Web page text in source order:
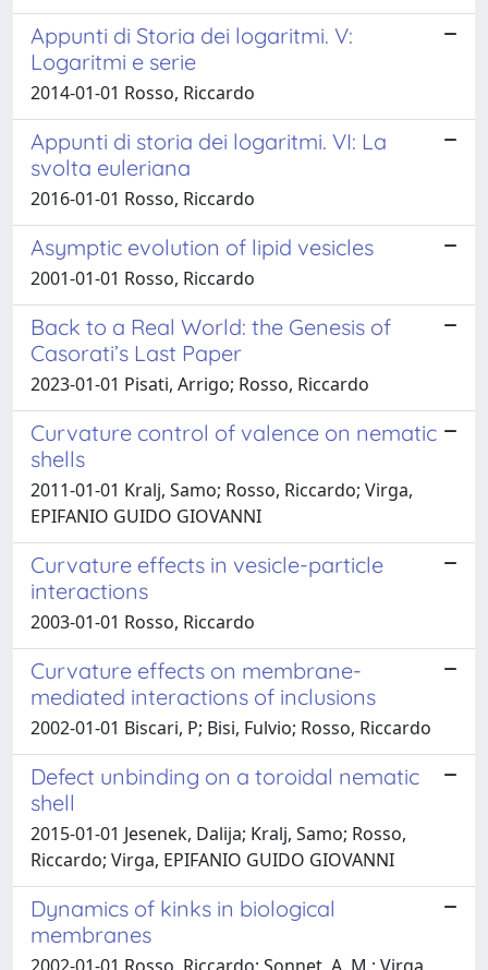
Appunti di Storia dei logaritmi. V:
Logaritmi e serie
2014-01-01 Rosso, Riccardo
Appunti di storia dei logaritmi. VI: La
svolta euleriana
2016-01-01 Rosso, Riccardo
Asymptic evolution of lipid vesicles
2001-01-01 Rosso, Riccardo
Back to a Real World: the Genesis of
Casorati’s Last Paper
2023-01-01 Pisati, Arrigo; Rosso, Riccardo
Curvature control of valence on nematic
shells
2011-01-01 Kralj, Samo; Rosso, Riccardo; Virga,
EPIFANIO GUIDO GIOVANNI
Curvature effects in vesicle-particle
interactions
2003-01-01 Rosso, Riccardo
Curvature effects on membrane-
mediated interactions of inclusions
2002-01-01 Biscari, P; Bisi, Fulvio; Rosso, Riccardo
Defect unbinding on a toroidal nematic
shell
2015-01-01 Jesenek, Dalija; Kralj, Samo; Rosso,
Riccardo; Virga, EPIFANIO GUIDO GIOVANNI
Dynamics of kinks in biological
membranes